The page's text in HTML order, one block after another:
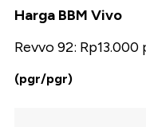
Harga BBM Vivo
Revvo 92:
(pgr/pgr)